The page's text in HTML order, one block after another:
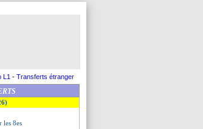
L1 - Transferts étranger
les 8es